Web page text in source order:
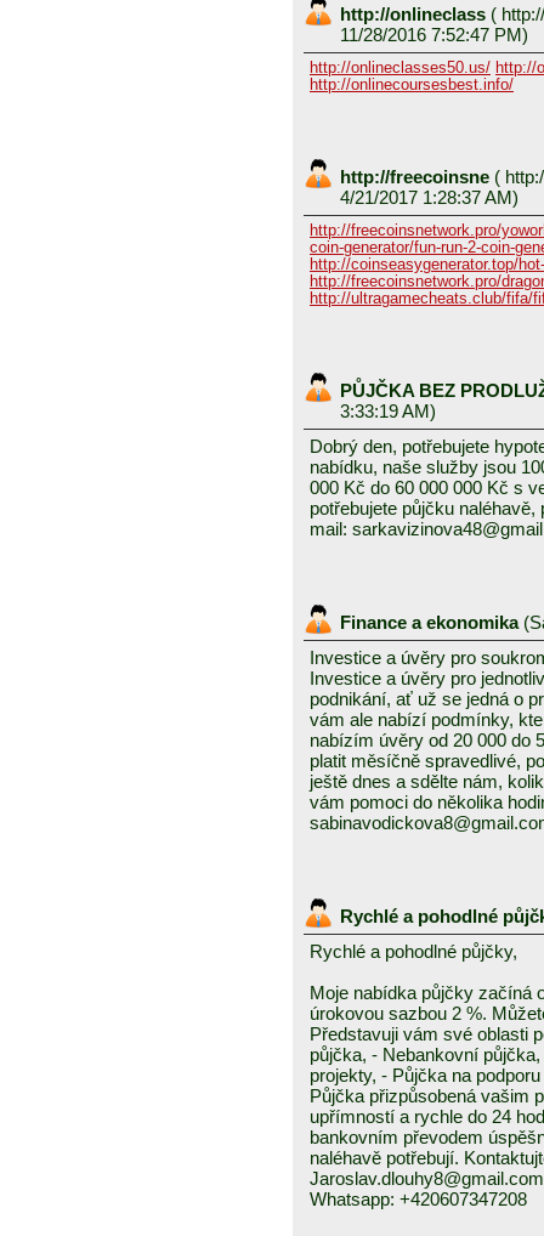
http://onlineclass (
11/28/2016 7:52:47 PM)
http://onlineclasses50.us/ http://
http://onlinecoursesbest.info/
http://freecoinsne (
4/21/2017 1:28:37 AM)
http://freecoinsnetwork.pro/
coin-generator/fun-run-2-coin-
http://coinseasygenerator.top/
http://freecoinsnetwork.pro/
http://ultragamecheats.club/fifa/
PŮJČKA BEZ
3:33:19 AM)
Dobrý den, potřebujete
nabídku, naše služby jsou
000 Kč do 60 000 000 Kč s
potřebujete půjčku
mail:
Finance a ekonomika (
Investice a úvěry pro
Investice a úvěry pro
podnikání, ať už se jedná o
vám ale nabízí podmínky,
nabízím úvěry od 20 000 do
platit měsíčně spravedlivé,
ještě dnes a sdělte nám,
vám pomoci do několika
Rychlé a pohodlné
Rychlé a pohodlné půjčky,
Moje nabídka půjčky začíná
úrokovou sazbou 2 %.
Představuji vám své oblasti
půjčka, - Nebankovní
projekty, - Půjčka na
Půjčka přizpůsobená vašim
upřímností a rychle do 24
bankovním převodem
naléhavě potřebují.
Jaroslav.dlouhy8@gmail.com
Whatsapp: +420607347208